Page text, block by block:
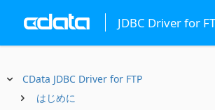
JDBC Driver for
CData JDBC Driver for FTP
はじめに